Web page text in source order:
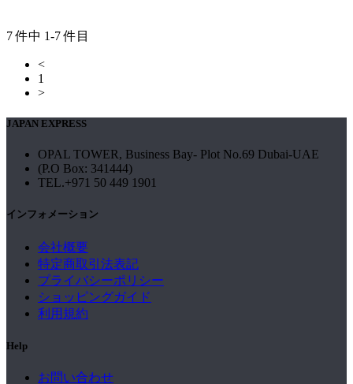
7 件中 1-7 件目
<
1
>
JAPAN EXPRESS
OPAL TOWER, Business Bay- Plot No.69 Dubai-UAE
(P.O Box: 341444)
TEL.+971 50 449 1901
インフォメーション
会社概要
特定商取引法表記
プライバシーポリシー
ショッピングガイド
利用規約
Help
お問い合わせ